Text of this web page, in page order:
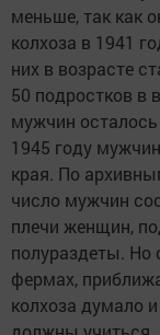
меньше, так как
колхоза в 1941
них в возрасте
50 подростков в
мужчин осталось
1945 году
края. По
число мужчин
плечи женщин,
полураздеты. Но
фермах,
колхоза думало